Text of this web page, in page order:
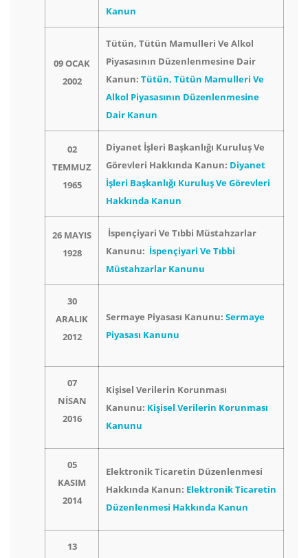
Kanun
09 OCAK
2002
Tütün, Tütün Mamulleri Ve Alkol
Piyasasının Düzenlenmesine Dair
Kanun: Tütün, Tütün Mamulleri Ve
Alkol Piyasasının Düzenlenmesine
Dair Kanun
02
TEMMUZ
1965
Diyanet İşleri Başkanlığı Kuruluş Ve
Görevleri Hakkında Kanun: Diyanet
İşleri Başkanlığı Kuruluş Ve Görevleri
Hakkında Kanun
26 MAYIS
1928
İspençiyari Ve Tıbbi Müstahzarlar
Kanunu: İspençiyari Ve Tıbbi
Müstahzarlar Kanunu
30
ARALIK
2012
Sermaye Piyasası Kanunu: Sermaye
Piyasası Kanunu
07
NİSAN
2016
Kişisel Verilerin Korunması
Kanunu: Kişisel Verilerin Korunması
Kanunu
05
KASIM
2014
Elektronik Ticaretin Düzenlenmesi
Hakkında Kanun: Elektronik Ticaretin
Düzenlenmesi Hakkında Kanun
13